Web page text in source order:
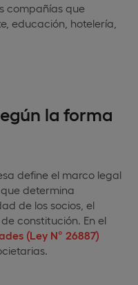
compañías que
educación, hotelería,
la forma
define el marco legal
determina
de los socios, el
constitución. En el
(Ley N° 26887)